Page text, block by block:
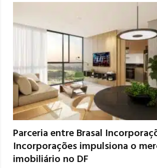
Parceria entre Brasal
Incorporações impulsiona o
imobiliário no DF